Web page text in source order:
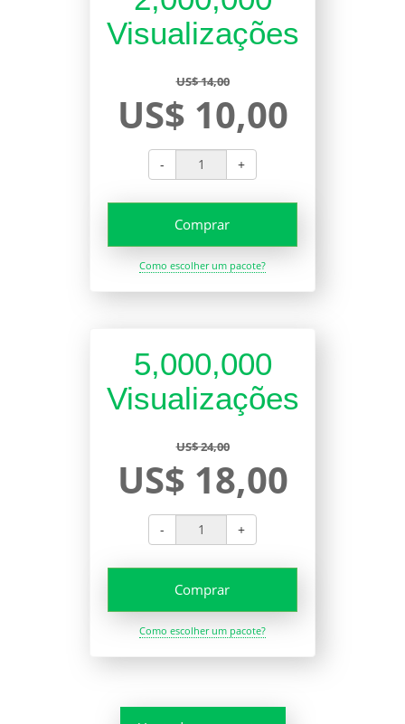
Visualizações
US$ 14,00
US$ 10,00
- +
Comprar
Como escolher um pacote?
5,000,000
Visualizações
US$ 24,00
US$ 18,00
- +
Comprar
Como escolher um pacote?